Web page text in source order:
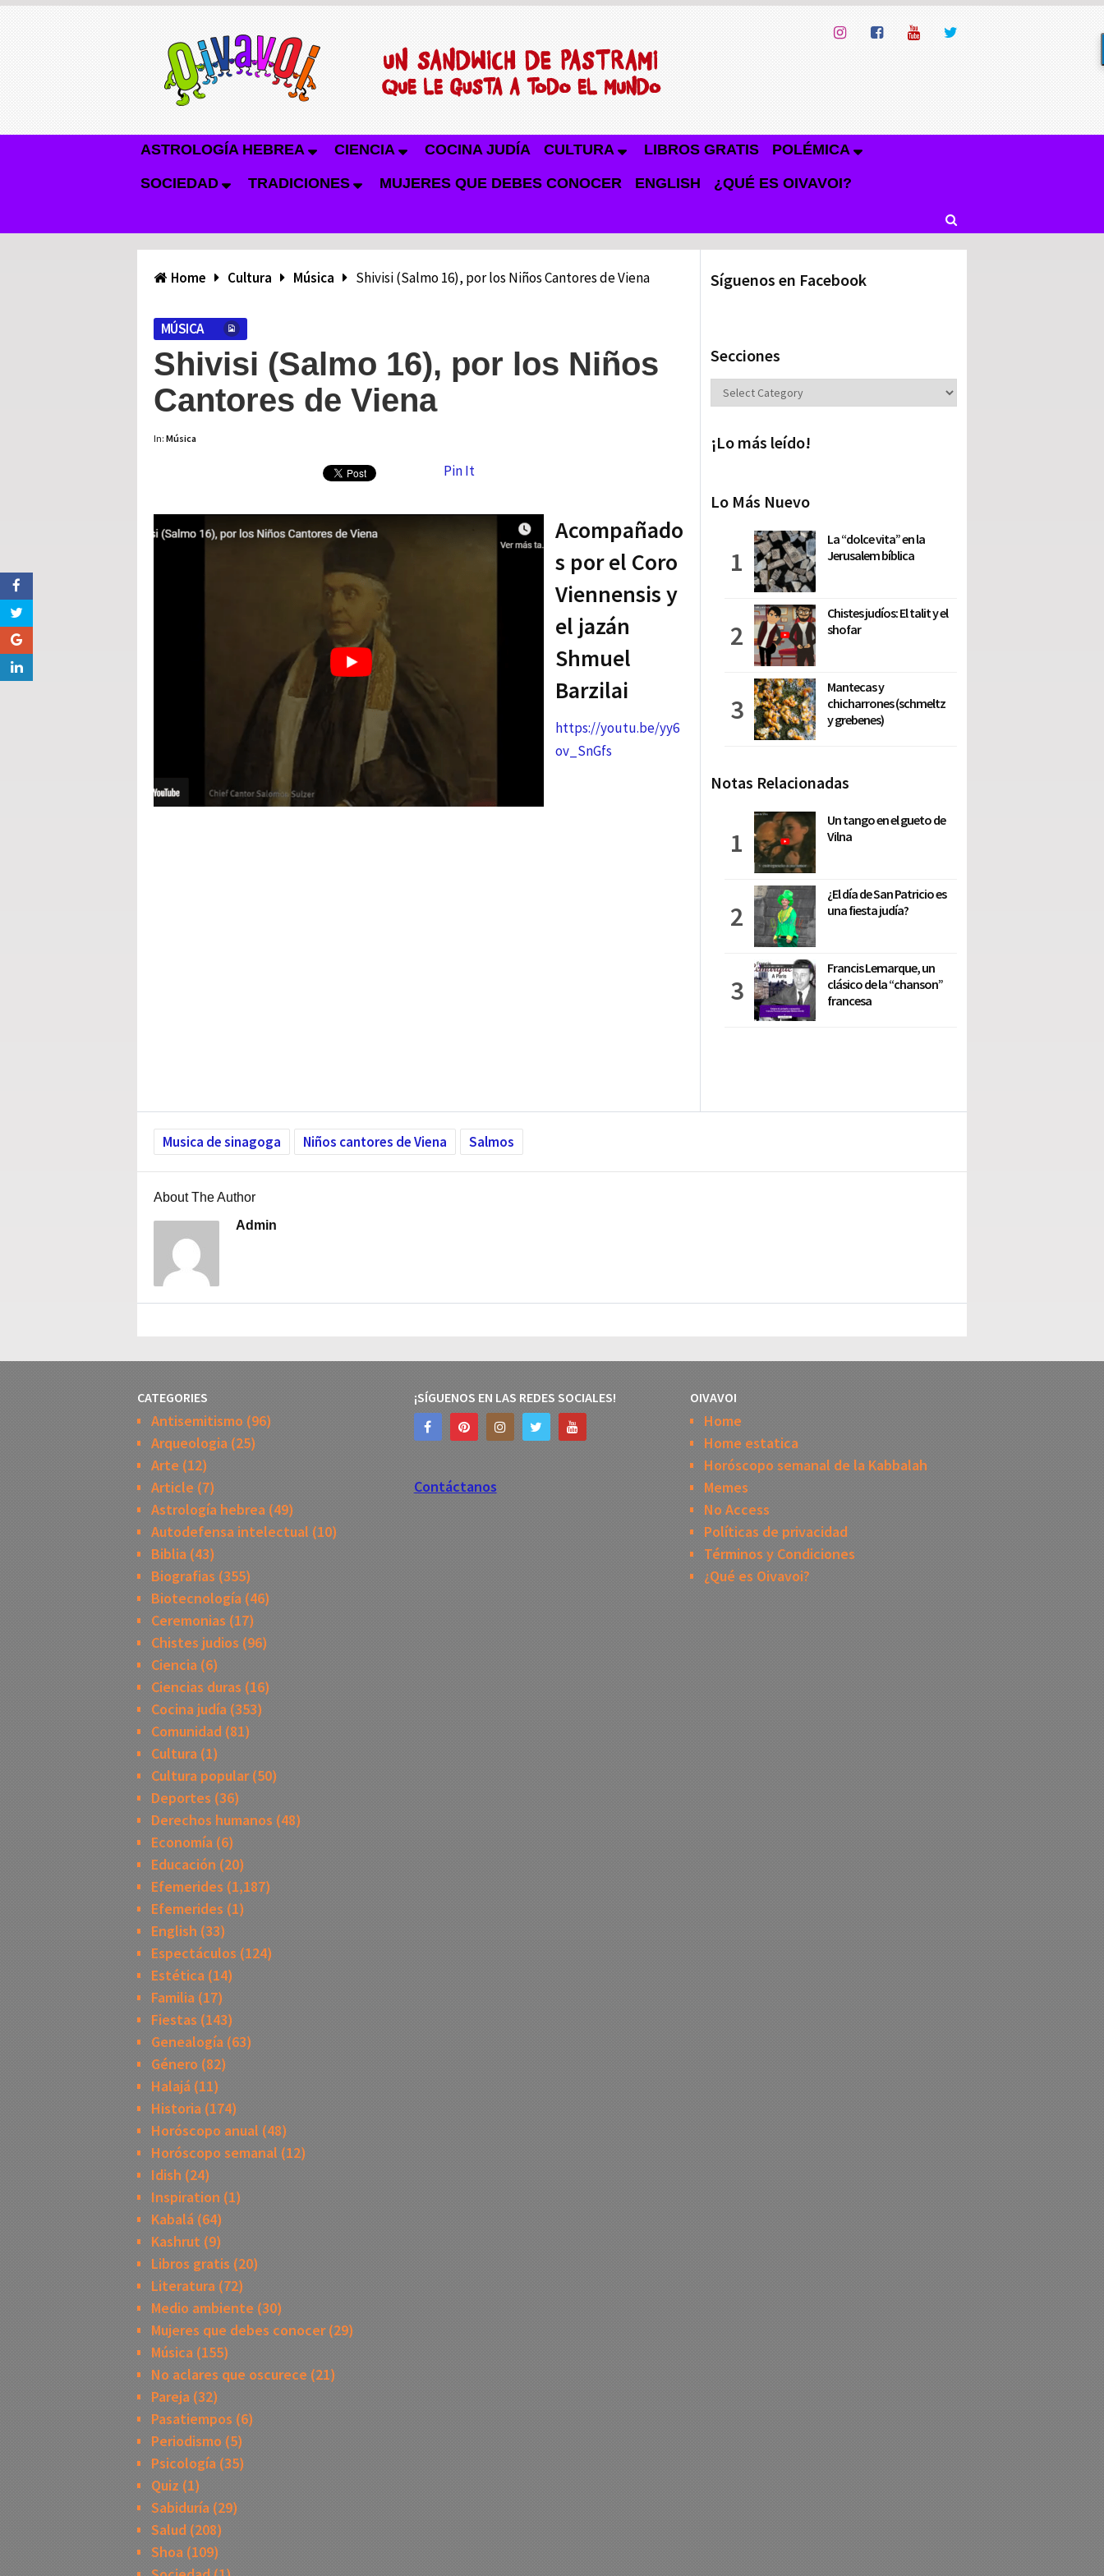
ASTROLOGÍA HEBREA CIENCIA COCINA JUDÍA CULTURA LIBROS GRATIS POLÉMICA
SOCIEDAD TRADICIONES MUJERES QUE DEBES CONOCER ENGLISH ¿QUÉ ES OIVAVOI?
Home Cultura Música Shivisi (Salmo 16), por los Niños Cantores de Viena
MÚSICA
Shivisi (Salmo 16), por los Niños
Cantores de Viena
In: Música
Pin It
Acompañado
s por el Coro
Viennensis y
el jazán
Shmuel
Barzilai
https://youtu.be/yy6
ov_SnGfs
Síguenos en Facebook
Secciones
Secciones
¡Lo más leído!
Lo Más Nuevo
La “dolce vita” en la
Jerusalem bíblica
Chistes judíos: El talit y el
shofar
Mantecas y
chicharrones (schmeltz
y grebenes)
Notas Relacionadas
Un tango en el gueto de
Vilna
¿El día de San Patricio es
una fiesta judía?
Francis Lemarque, un
clásico de la “chanson”
francesa
Musica de sinagoga Niños cantores de Viena Salmos
About The Author
Admin
CATEGORIES
Antisemitismo (96)
Arqueologia (25)
Arte (12)
Article (7)
Astrología hebrea (49)
Autodefensa intelectual (10)
Biblia (43)
Biografias (355)
Biotecnología (46)
Ceremonias (17)
Chistes judios (96)
Ciencia (6)
Ciencias duras (16)
Cocina judía (353)
Comunidad (81)
Cultura (1)
Cultura popular(50)
Deportes (36)
Derechos humanos (48)
Economía (6)
Educación (20)
Efemerides (1,187)
Efemerides (1)
English (33)
Espectáculos (124)
Estética (14)
Familia (17)
Fiestas (143)
Genealogía (63)
Género (82)
Halajá (11)
Historia (174)
Horóscopo anual (48)
Horóscopo semanal (12)
Idish (24)
Inspiration (1)
Kabalá (64)
Kashrut (9)
Libros gratis (20)
Literatura (72)
Medio ambiente (30)
Mujeres que debes conocer(29)
Música (155)
No aclares que oscurece (21)
Pareja (32)
Pasatiempos (6)
Periodismo (5)
Psicología (35)
Quiz (1)
Sabiduría (29)
Salud (208)
Shoa (109)
¡SÍGUENOS EN LAS REDES SOCIALES!
Contáctanos
OIVAVOI
Home
Home estatica
Horóscopo semanal de la Kabbalah
Memes
No Access
Políticas de privacidad
Términos y Condiciones
¿Qué es Oivavoi?